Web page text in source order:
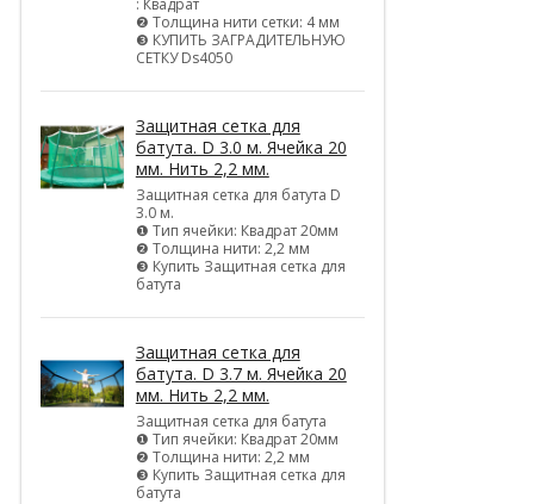
: Квадрат
❷ Толщина нити сетки: 4 мм
❸ КУПИТЬ ЗАГРАДИТЕЛЬНУЮ
СЕТКУ Ds4050
Защитная сетка для
батута. D 3.0 м. Ячейка 20
мм. Нить 2,2 мм.
Защитная сетка для батута D
3.0 м.
❶ Тип ячейки: Квадрат 20мм
❷ Толщина нити: 2,2 мм
❸ Купить Защитная сетка для
батута
Защитная сетка для
батута. D 3.7 м. Ячейка 20
мм. Нить 2,2 мм.
Защитная сетка для батута
❶ Тип ячейки: Квадрат 20мм
❷ Толщина нити: 2,2 мм
❸ Купить Защитная сетка для
батута